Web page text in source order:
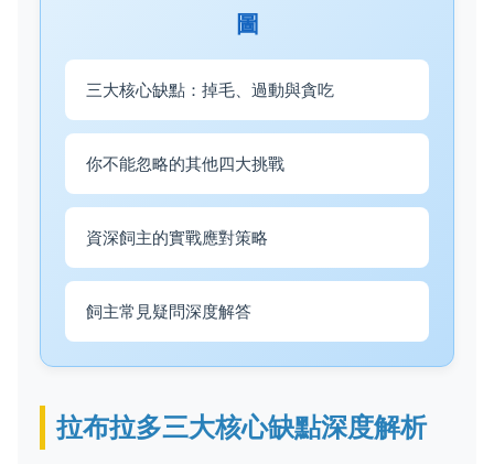
圖
三大核心缺點：掉毛、過動與貪吃
你不能忽略的其他四大挑戰
資深飼主的實戰應對策略
飼主常見疑問深度解答
拉布拉多三大核心缺點深度解析